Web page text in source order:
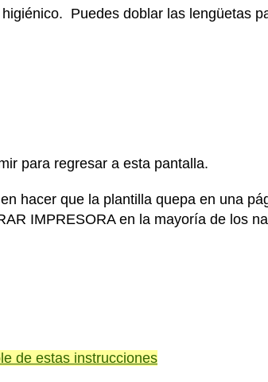
Puedes doblar las lengüetas
para regresar a esta pantalla.
hacer que la plantilla quepa en una
IMPRESORA en la mayoría de los
de estas instrucciones